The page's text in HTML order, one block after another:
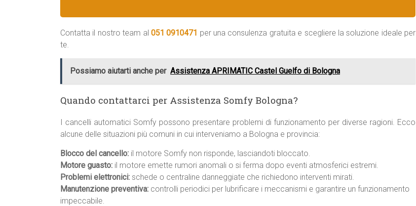
Contatta il nostro team al 051 0910471 per una consulenza gratuita e scegliere la soluzione ideale per
te.
Possiamo aiutarti anche per Assistenza APRIMATIC Castel Guelfo di Bologna
Quando contattarci per Assistenza Somfy Bologna?
I cancelli automatici Somfy possono presentare problemi di funzionamento per diverse ragioni. Ecco
alcune delle situazioni più comuni in cui interveniamo a Bologna e provincia:
Blocco del cancello: il motore Somfy non risponde, lasciandoti bloccato.
Motore guasto: il motore emette rumori anomali o si ferma dopo eventi atmosferici estremi.
Problemi elettronici: schede o centraline danneggiate che richiedono interventi mirati.
Manutenzione preventiva: controlli periodici per lubrificare i meccanismi e garantire un funzionamento
impeccabile.